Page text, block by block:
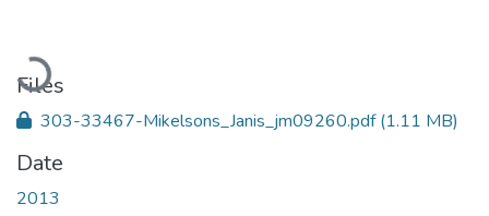
Loading...
Files
303-33467-Mikelsons_Janis_jm09260.pdf(1.11 MB)
Date
2013